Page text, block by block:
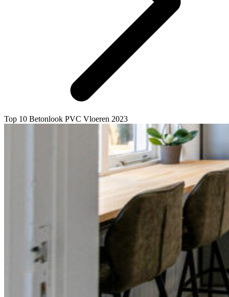
Top 10 Betonlook PVC Vloeren 2023